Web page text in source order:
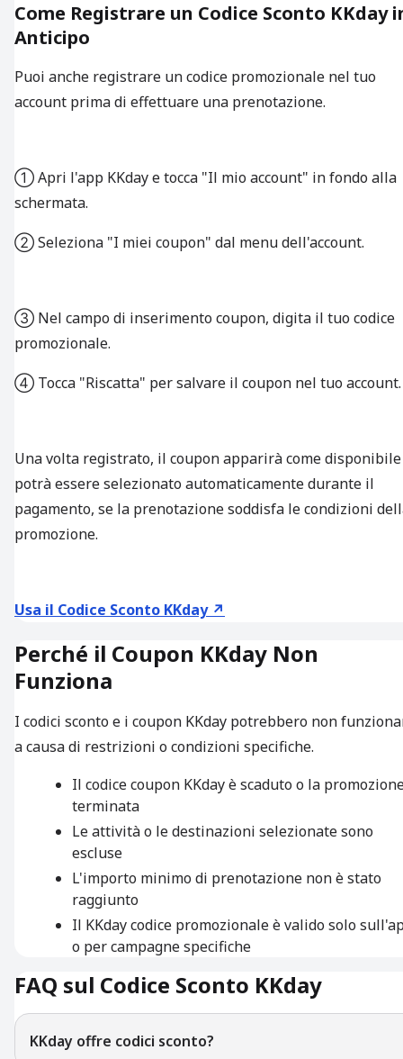
Come Registrare un Codice Sconto KKday
Anticipo
Puoi anche registrare un codice promozionale nel tuo
account prima di effettuare una prenotazione.
① Apri l'app KKday e tocca "Il mio account" in fondo alla
schermata.
② Seleziona "I miei coupon" dal menu dell'account.
③ Nel campo di inserimento coupon, digita il tuo codice
promozionale.
④ Tocca "Riscatta" per salvare il coupon nel tuo account.
Una volta registrato, il coupon apparirà come
potrà essere selezionato automaticamente durante il
pagamento, se la prenotazione soddisfa le condizioni
promozione.
Usa il Codice Sconto KKday ↗
Perché il Coupon KKday Non
Funziona
I codici sconto e i coupon KKday potrebbero non
a causa di restrizioni o condizioni specifiche.
Il codice coupon KKday è scaduto o la
terminata
Le attività o le destinazioni selezionate sono
escluse
L'importo minimo di prenotazione non è stato
raggiunto
Il KKday codice promozionale è valido solo
o per campagne specifiche
FAQ sul Codice Sconto KKday
KKday offre codici sconto?